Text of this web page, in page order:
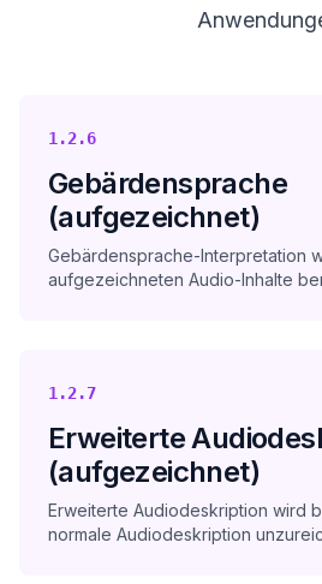
1.2.6
Gebärdensprache
(aufgezeichnet)
Gebärdensprache-Interpretation
aufgezeichneten Audio-Inhalte
1.2.7
Erweiterte
(aufgezeichnet)
Erweiterte Audiodeskription wird
normale Audiodeskription